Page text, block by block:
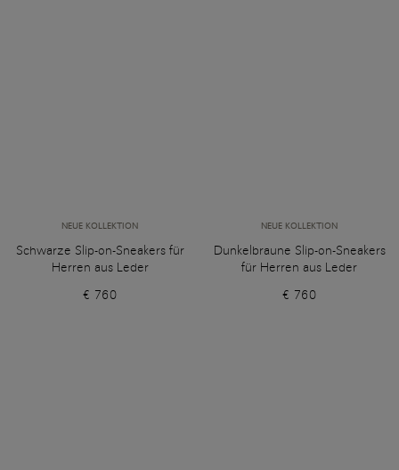
NEUE KOLLEKTION
Schwarze Slip-on-Sneakers für
Herren aus Leder
€ 760
NEUE KOLLEKTION
Dunkelbraune Slip-on-Sneakers
für Herren aus Leder
€ 760